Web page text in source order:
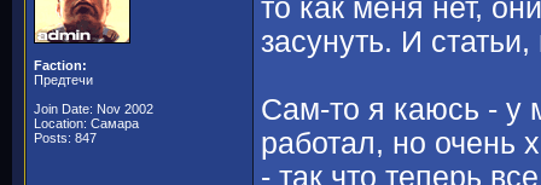
Faction:
Предтечи
Join Date: Nov 2002
Location: Самара
Posts: 847
то как меня нет,
засунуть. И
Сам-то я каюсь - у
работал, но очень
- так что теперь